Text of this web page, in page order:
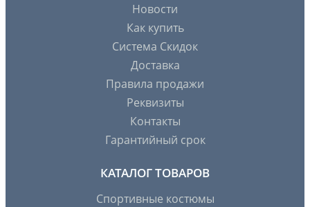
Новости
Как купить
Система Скидок
Доставка
Правила продажи
Реквизиты
Контакты
Гарантийный срок
КАТАЛОГ ТОВАРОВ
Спортивные костюмы